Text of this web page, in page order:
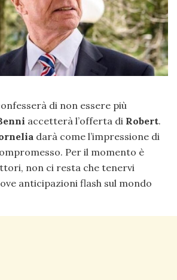
di non essere più
accetterà l’offerta di Robert.
darà come l’impressione di
Per il momento è
non ci resta che tenervi
anticipazioni flash sul mondo